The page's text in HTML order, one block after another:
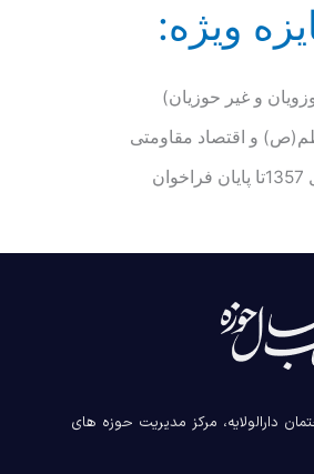
ویژه:
و غیر حوزیان)
و اقتصاد مقاومتی
دارالولایه، مرکز مدیریت حوزه های